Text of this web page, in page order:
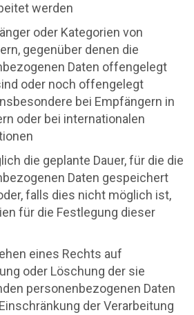
werden
oder Kategorien von
gegenüber denen die
Daten offengelegt
oder noch offengelegt
bei Empfängern in
oder bei internationalen
die geplante Dauer, für die die
Daten gespeichert
falls dies nicht möglich ist,
für die Festlegung dieser
eines Rechts auf
oder Löschung der sie
personenbezogenen Daten
der Verarbeitung